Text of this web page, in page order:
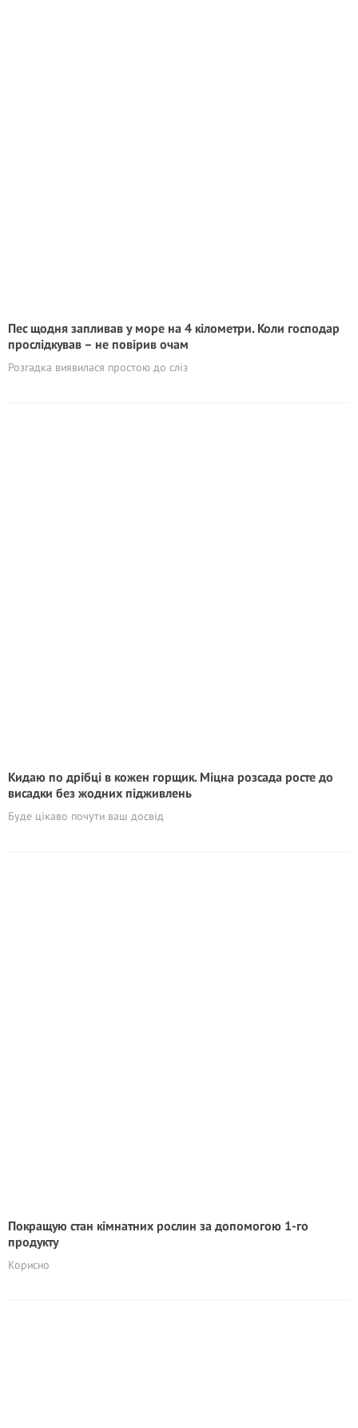
Пес щодня запливав у море на 4 кілометри. Коли господар
прослідкував – не повірив очам
Розгадка виявилася простою до сліз
Кидаю по дрібці в кожен горщик. Міцна розсада росте до
висадки без жодних підживлень
Буде цікаво почути ваш досвід
Покращую стан кімнатних рослин за допомогою 1-го
продукту
Корисно